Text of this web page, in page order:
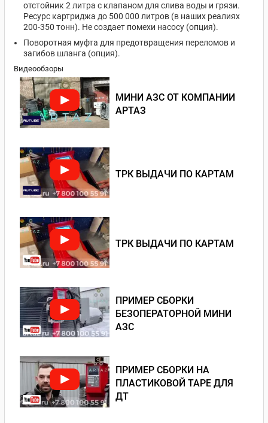
отстойник 2 литра с клапаном для слива воды и грязи.
Ресурс картриджа до 500 000 литров (в наших реалиях
200-350 тонн). Не создает помехи насосу (опция).
Поворотная муфта для предотвращения переломов и
загибов шланга (опция).
Видеообзоры
МИНИ АЗС ОТ КОМПАНИИ
АРТАЗ
ТРК ВЫДАЧИ ПО КАРТАМ
ТРК ВЫДАЧИ ПО КАРТАМ
ПРИМЕР СБОРКИ
БЕЗОПЕРАТОРНОЙ МИНИ
АЗС
ПРИМЕР СБОРКИ НА
ПЛАСТИКОВОЙ ТАРЕ ДЛЯ
ДТ